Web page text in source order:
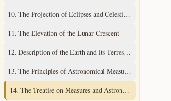
10. The Projection of Eclipses and Celestial Diagrams
11. The Elevation of the Lunar Crescent
12. Description of the Earth and its Terrestrial Sphere
13. The Principles of Astronomical Measurement
14. The Treatise on Measures and Astronomical Instruments